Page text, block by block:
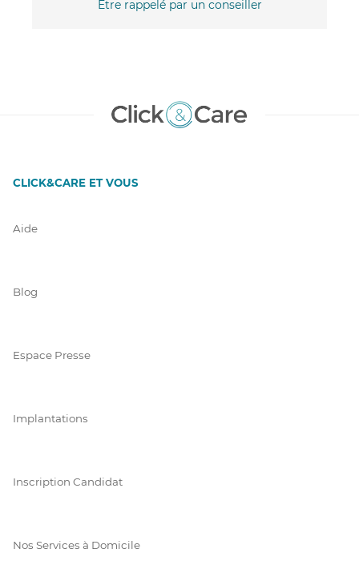
Être rappelé par un conseiller
CLICK&CARE ET VOUS
Aide
Blog
Espace Presse
Implantations
Inscription Candidat
Nos Services à Domicile